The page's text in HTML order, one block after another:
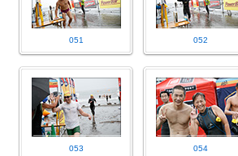
051 052
053 054